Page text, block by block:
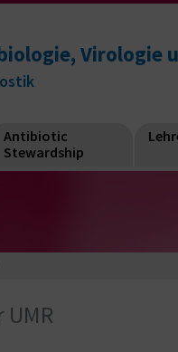
Virologie
Antibiotic
Stewardship